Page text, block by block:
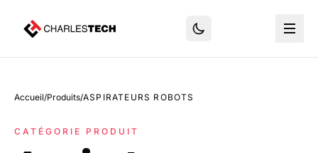
Accueil/Produits/ASPIRATEURS ROBOTS
CATÉGORIE PRODUIT